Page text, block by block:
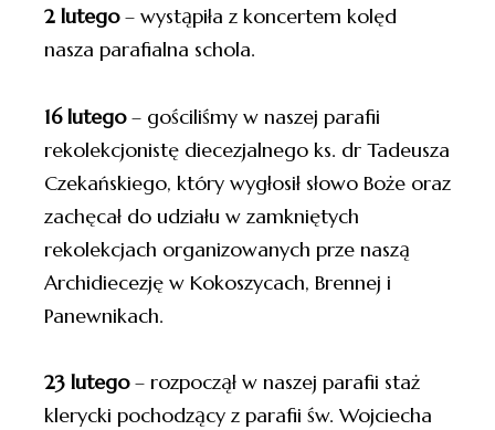
2 lutego– wystąpiła z koncertem kolęd
nasza parafialna schola.
16 lutego– gościliśmy w naszej parafii
rekolekcjonistę diecezjalnego ks. dr Tadeusza
Czekańskiego, który wygłosił słowo Boże oraz
zachęcał do udziału w zamkniętych
rekolekcjach organizowanych prze naszą
Archidiecezję w Kokoszycach, Brennej i
Panewnikach.
23 lutego– rozpoczął w naszej parafii staż
klerycki pochodzący z parafii św. Wojciecha